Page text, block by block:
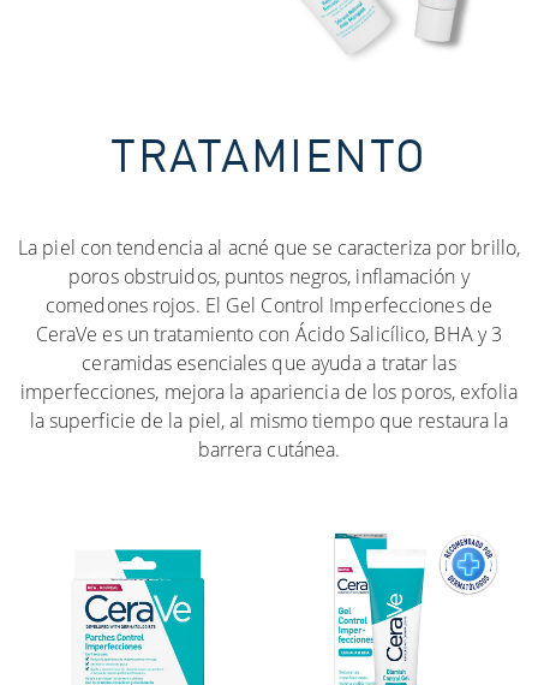
TRATAMIENTO
La piel con tendencia al acné que se caracteriza por brillo,
poros obstruidos, puntos negros, inflamación y
comedones rojos. El Gel Control Imperfecciones de
CeraVe es un tratamiento con Ácido Salicílico, BHA y 3
ceramidas esenciales que ayuda a tratar las
imperfecciones, mejora la apariencia de los poros, exfolia
la superficie de la piel, al mismo tiempo que restaura la
barrera cutánea.